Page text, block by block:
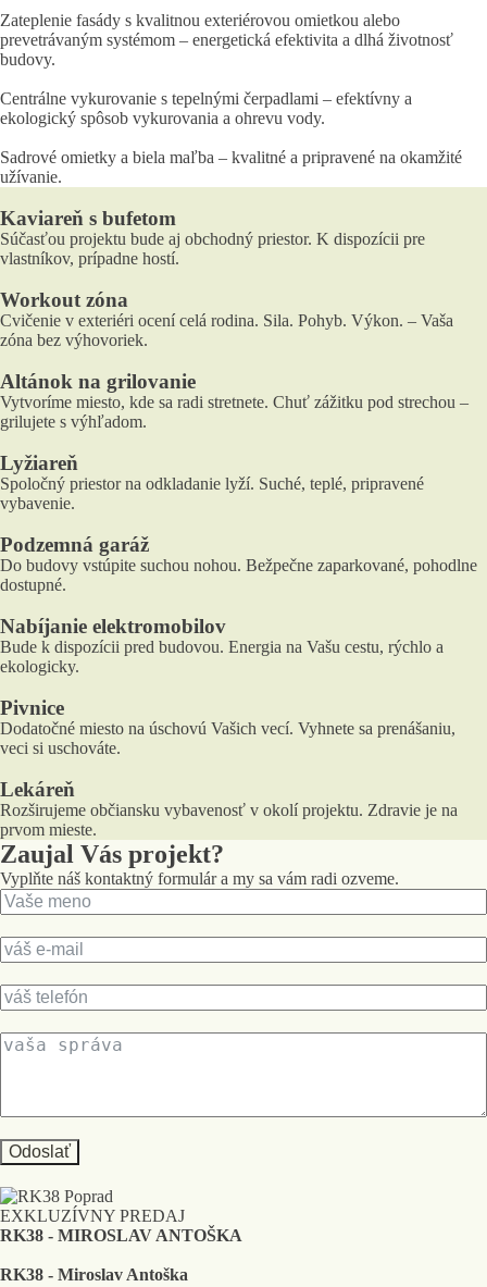
Zateplenie fasády s kvalitnou exteriérovou omietkou alebo
prevetrávaným systémom – energetická efektivita a dlhá životnosť
budovy.
Centrálne vykurovanie s tepelnými čerpadlami – efektívny a
ekologický spôsob vykurovania a ohrevu vody.
Sadrové omietky a biela maľba – kvalitné a pripravené na okamžité
užívanie.
Kaviareň s bufetom
Súčasťou projektu bude aj obchodný priestor. K dispozícii pre
vlastníkov, prípadne hostí.
Workout zóna
Cvičenie v exteriéri ocení celá rodina. Sila. Pohyb. Výkon. – Vaša
zóna bez výhovoriek.
Altánok na grilovanie
Vytvoríme miesto, kde sa radi stretnete. Chuť zážitku pod strechou –
grilujete s výhľadom.
Lyžiareň
Spoločný priestor na odkladanie lyží. Suché, teplé, pripravené
vybavenie.
Podzemná garáž
Do budovy vstúpite suchou nohou. Bežpečne zaparkované, pohodlne
dostupné.
Nabíjanie elektromobilov
Bude k dispozícii pred budovou. Energia na Vašu cestu, rýchlo a
ekologicky.
Pivnice
Dodatočné miesto na úschovú Vašich vecí. Vyhnete sa prenášaniu,
veci si uschováte.
Lekáreň
Rozširujeme občiansku vybavenosť v okolí projektu. Zdravie je na
prvom mieste.
Zaujal Vás projekt?
Vyplňte náš kontaktný formulár a my sa vám radi ozveme.
Odoslať
EXKLUZÍVNY PREDAJ
RK38 - MIROSLAV ANTOŠKA
RK38 - Miroslav Antoška